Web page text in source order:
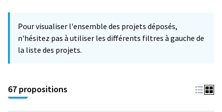
Pour visualiser l'ensemble des projets déposés,
n'hésitez pas à utiliser les différents filtres à gauche de
la liste des projets.
67 propositions